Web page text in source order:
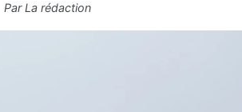
ParLa rédaction